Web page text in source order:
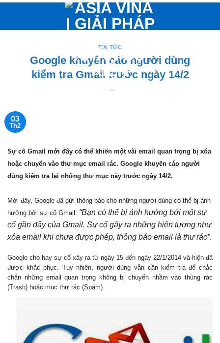
nội
TIN TỨC
Google khuyến cáo người dùng
kiểm tra Gmail trước ngày 14/2
03
Th2
Sự cố Gmail mới đây có thể khiến một vài email quan trọng bị xóa
hoặc chuyển vào thư mục email rác. Google khuyến cáo người
dùng kiểm tra lại những thư mục này trước ngày 14/2.
Mới đây, Google đã gửi thông báo cho những người dùng có thể bị ảnh
hưởng bởi sự cố Gmail: “Bạn có thể bị ảnh hưởng bởi một sự
cố gần đây của Gmail. Sự cố gây ra những hiện tượng như
xóa email khi chưa được phép, thông báo email là thư rác”
Google cho hay sự cố xảy ra từ ngày 15 đến ngày 22/1/2014 và hiện đã
được khắc phục. Tuy nhiên, người dùng vẫn cần kiểm tra để chắc
chắn những email quan trọng không bị chuyển nhầm vào thùng rác
(Trash) hoặc mục thư rác (Spam).